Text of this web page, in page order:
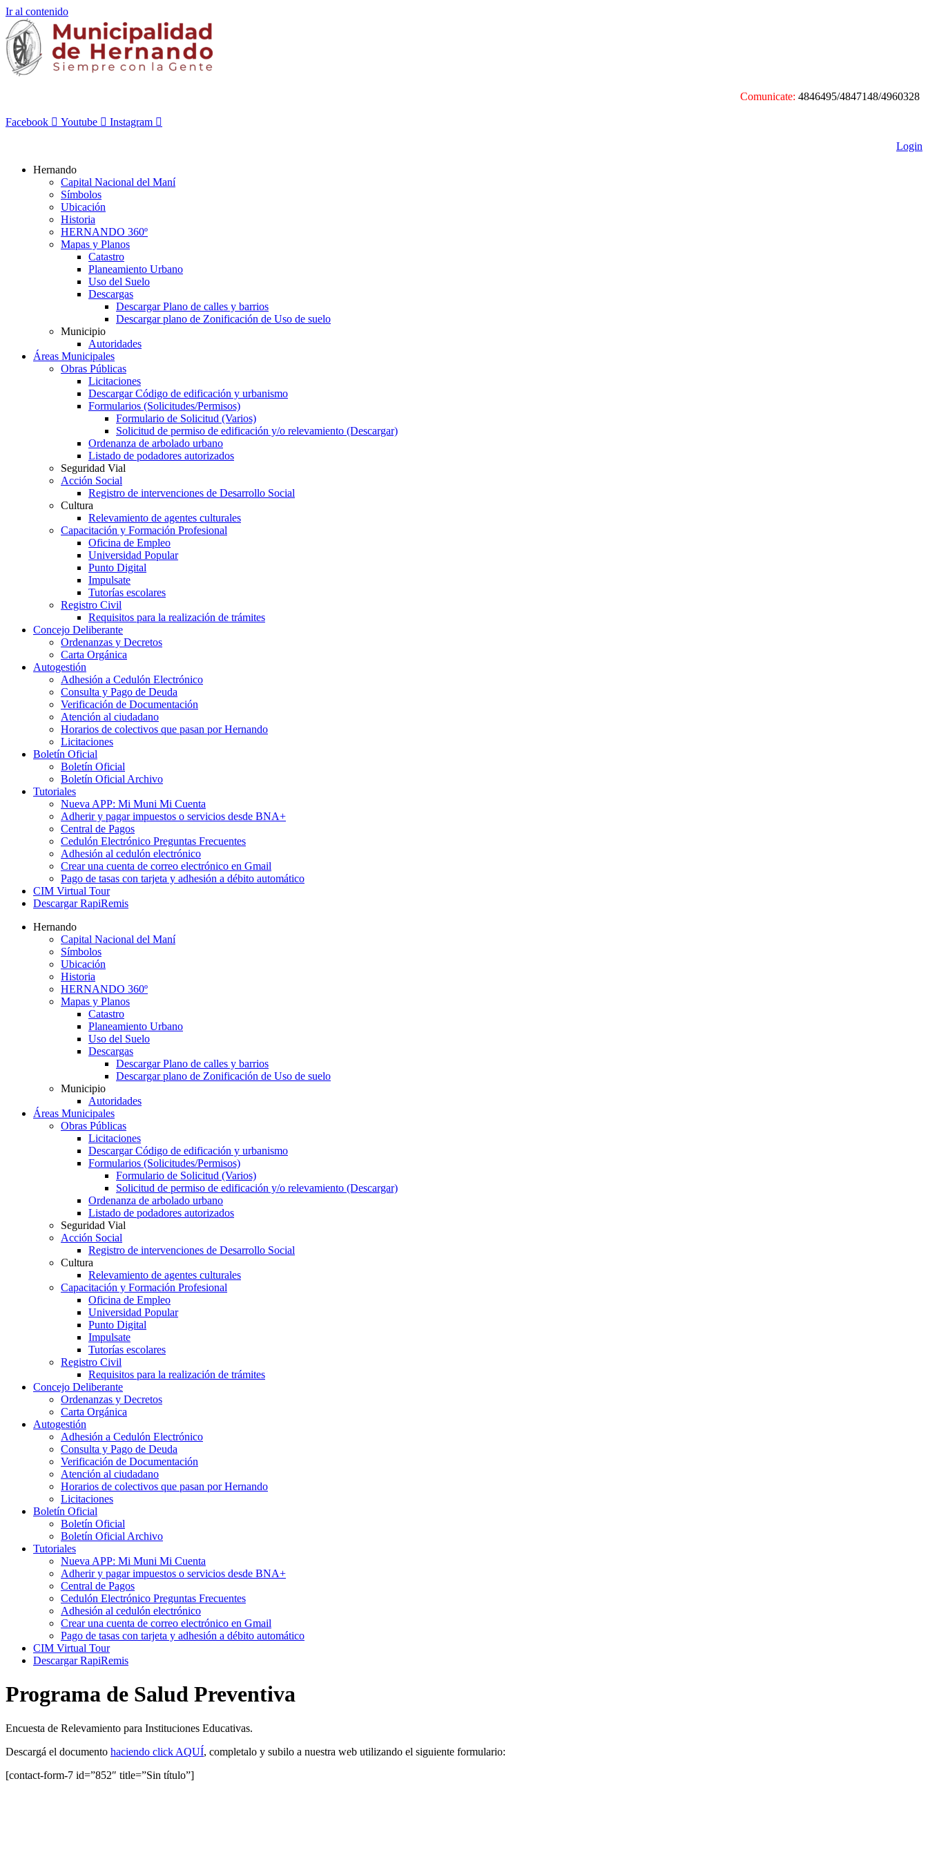
Ir al contenido
Comunicate: 4846495/4847148/4960328
Facebook Youtube Instagram
Login
Hernando
Capital Nacional del Maní
Símbolos
Ubicación
Historia
HERNANDO 360º
Mapas y Planos
Catastro
Planeamiento Urbano
Uso del Suelo
Descargas
Descargar Plano de calles y barrios
Descargar plano de Zonificación de Uso de suelo
Municipio
Autoridades
Áreas Municipales
Obras Públicas
Licitaciones
Descargar Código de edificación y urbanismo
Formularios (Solicitudes/Permisos)
Formulario de Solicitud (Varios)
Solicitud de permiso de edificación y/o relevamiento (Descargar)
Ordenanza de arbolado urbano
Listado de podadores autorizados
Seguridad Vial
Acción Social
Registro de intervenciones de Desarrollo Social
Cultura
Relevamiento de agentes culturales
Capacitación y Formación Profesional
Oficina de Empleo
Universidad Popular
Punto Digital
Impulsate
Tutorías escolares
Registro Civil
Requisitos para la realización de trámites
Concejo Deliberante
Ordenanzas y Decretos
Carta Orgánica
Autogestión
Adhesión a Cedulón Electrónico
Consulta y Pago de Deuda
Verificación de Documentación
Atención al ciudadano
Horarios de colectivos que pasan por Hernando
Licitaciones
Boletín Oficial
Boletín Oficial
Boletín Oficial Archivo
Tutoriales
Nueva APP: Mi Muni Mi Cuenta
Adherir y pagar impuestos o servicios desde BNA+
Central de Pagos
Cedulón Electrónico Preguntas Frecuentes
Adhesión al cedulón electrónico
Crear una cuenta de correo electrónico en Gmail
Pago de tasas con tarjeta y adhesión a débito automático
CIM Virtual Tour
Descargar RapiRemis
Hernando
Capital Nacional del Maní
Símbolos
Ubicación
Historia
HERNANDO 360º
Mapas y Planos
Catastro
Planeamiento Urbano
Uso del Suelo
Descargas
Descargar Plano de calles y barrios
Descargar plano de Zonificación de Uso de suelo
Municipio
Autoridades
Áreas Municipales
Obras Públicas
Licitaciones
Descargar Código de edificación y urbanismo
Formularios (Solicitudes/Permisos)
Formulario de Solicitud (Varios)
Solicitud de permiso de edificación y/o relevamiento (Descargar)
Ordenanza de arbolado urbano
Listado de podadores autorizados
Seguridad Vial
Acción Social
Registro de intervenciones de Desarrollo Social
Cultura
Relevamiento de agentes culturales
Capacitación y Formación Profesional
Oficina de Empleo
Universidad Popular
Punto Digital
Impulsate
Tutorías escolares
Registro Civil
Requisitos para la realización de trámites
Concejo Deliberante
Ordenanzas y Decretos
Carta Orgánica
Autogestión
Adhesión a Cedulón Electrónico
Consulta y Pago de Deuda
Verificación de Documentación
Atención al ciudadano
Horarios de colectivos que pasan por Hernando
Licitaciones
Boletín Oficial
Boletín Oficial
Boletín Oficial Archivo
Tutoriales
Nueva APP: Mi Muni Mi Cuenta
Adherir y pagar impuestos o servicios desde BNA+
Central de Pagos
Cedulón Electrónico Preguntas Frecuentes
Adhesión al cedulón electrónico
Crear una cuenta de correo electrónico en Gmail
Pago de tasas con tarjeta y adhesión a débito automático
CIM Virtual Tour
Descargar RapiRemis
Programa de Salud Preventiva
Encuesta de Relevamiento para Instituciones Educativas.
Descargá el documento haciendo click AQUÍ, completalo y subilo a nuestra web utilizando el siguiente formulario:
[contact-form-7 id=”852″ title=”Sin título”]